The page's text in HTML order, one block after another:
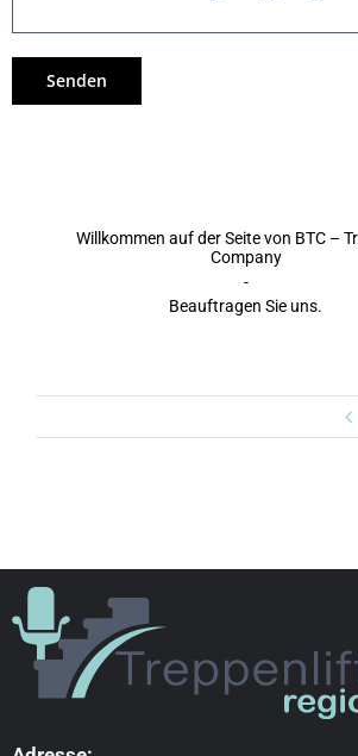
Willkommen auf der Seite von BTC –
Company
-
Beauftragen Sie uns.